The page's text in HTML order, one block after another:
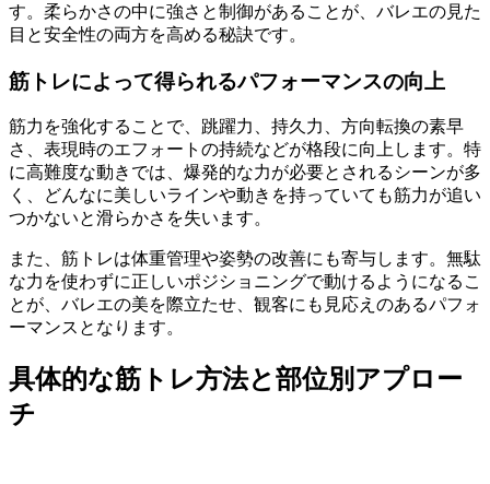
す。柔らかさの中に強さと制御があることが、バレエの見た
目と安全性の両方を高める秘訣です。
筋トレによって得られるパフォーマンスの向上
筋力を強化することで、跳躍力、持久力、方向転換の素早
さ、表現時のエフォートの持続などが格段に向上します。特
に高難度な動きでは、爆発的な力が必要とされるシーンが多
く、どんなに美しいラインや動きを持っていても筋力が追い
つかないと滑らかさを失います。
また、筋トレは体重管理や姿勢の改善にも寄与します。無駄
な力を使わずに正しいポジショニングで動けるようになるこ
とが、バレエの美を際立たせ、観客にも見応えのあるパフォ
ーマンスとなります。
具体的な筋トレ方法と部位別アプロー
チ